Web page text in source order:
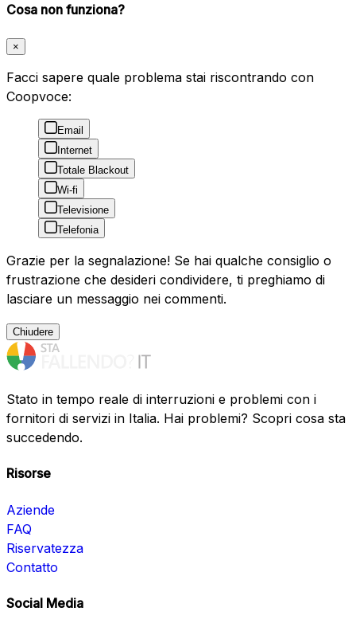
Cosa non funziona?
×
Facci sapere quale problema stai riscontrando con
Coopvoce:
Email
Internet
Totale Blackout
Wi-fi
Televisione
Telefonia
Grazie per la segnalazione! Se hai qualche consiglio o
frustrazione che desideri condividere, ti preghiamo di
lasciare un messaggio nei commenti.
Chiudere
Stato in tempo reale di interruzioni e problemi con i
fornitori di servizi in Italia. Hai problemi? Scopri cosa sta
succedendo.
Risorse
Aziende
FAQ
Riservatezza
Contatto
Social Media